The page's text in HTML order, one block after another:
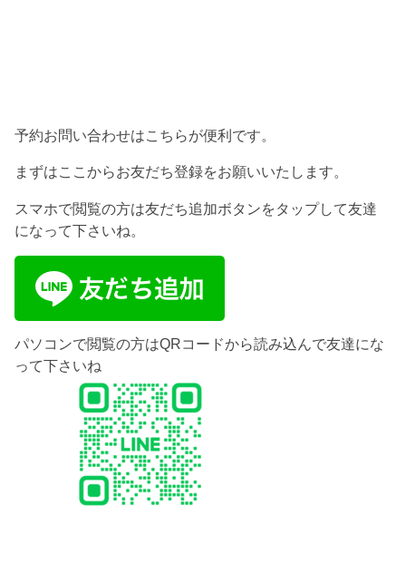
予約お問い合わせはこちらが便利です。
まずはここからお友だち登録をお願いいたします。
スマホで閲覧の方は友だち追加ボタンをタップして友達
になって下さいね。
パソコンで閲覧の方はQRコードから読み込んで友達にな
って下さいね